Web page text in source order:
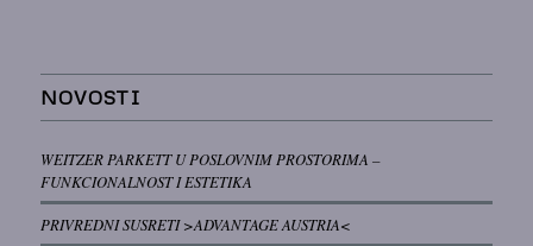
NOVOSTI
WEITZER PARKETT U POSLOVNIM PROSTORIMA –
FUNKCIONALNOST I ESTETIKA
PRIVREDNI SUSRETI >ADVANTAGE AUSTRIA<